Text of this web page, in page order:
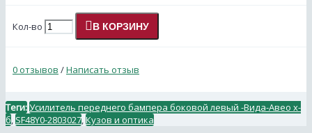
Кол-во В КОРЗИНУ
0 отзывов /Написать отзыв
Теги:Усилитель переднего бампера боковой левый -Вида-Авео х-
б SF48Y0-2803027 Кузов и оптика